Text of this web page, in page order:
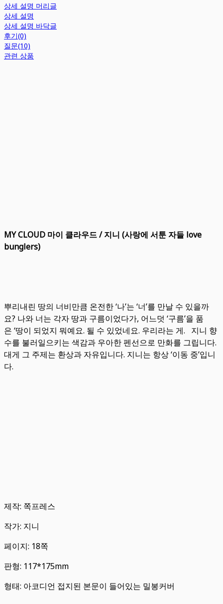
상세 설명 머리글
상세 설명
상세 설명 바닥글
후기(0)
질문(10)
관련 상품
MY CLOUD 마이 클라우드 / 지니 (사랑에 서툰 자들 love
bunglers)
뿌리내린 땅의 너비만큼 온전한 ‘나’는 ‘너’를 만날 수 있을까
요? 나와 너는 각자 땅과 구름이었다가, 어느덧 ‘구름’을 품
은 ‘땅이 되었지 뭐예요. 될 수 있었네요. 우리라는 게. 지니 향
수를 불러일으키는 색감과 우아한 펜선으로 만화를 그립니다.
대게 그 주제는 환상과 자유입니다. 지니는 항상 ‘이동 중’입니
다.
제작: 쪽프레스
작가: 지니
페이지: 18쪽
판형: 117*175mm
형태: 아코디언 접지된 본문이 들어있는 밀봉커버